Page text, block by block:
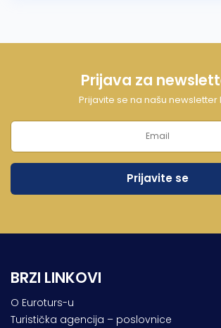
Prijava za
Prijavite se na našu newsletter
BRZI LINKOVI
O Euroturs-u
Turistička agencija – poslovnice